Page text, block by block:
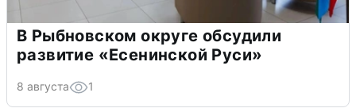
В Рыбновском округе обсудили
развитие «Есенинской Руси»
8 августа 1